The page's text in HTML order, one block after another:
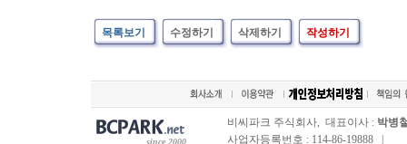
목록보기 수정하기 삭제하기 작성하기
since 2000
비씨파크 주식회사, 대표이사 : 박병
사업자등록번호 : 114-86-19888 |